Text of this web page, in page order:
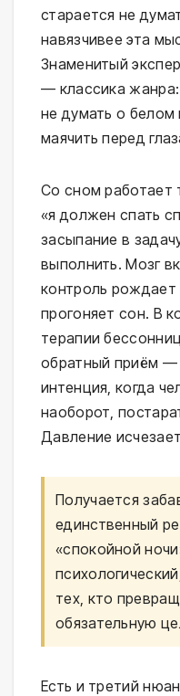
старается не
навязчивее эта
Знаменитый
— классика жанра:
не думать о белом
маячить перед
Со сном работает
«я должен спать
засыпание в
выполнить. Мозг
контроль
прогоняет сон. В
терапии
обратный приём —
интенция, когда
наоборот,
Давление
Получается
единственный
«спокойной
тех, кто
обязательную
Есть и третий